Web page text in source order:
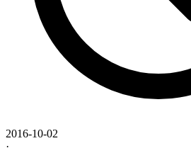
2016-10-02
·